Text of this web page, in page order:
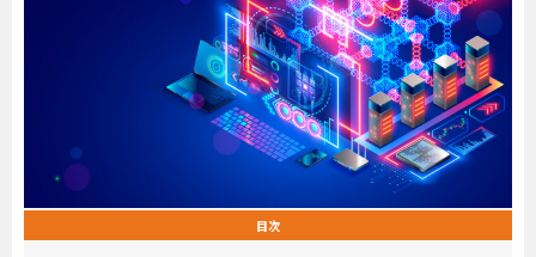
目次